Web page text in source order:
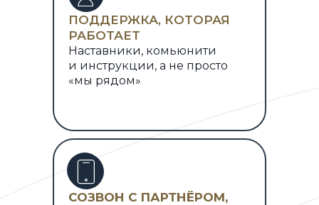
СОЗВОН С ПАРТНЁРОМ,
ПОДДЕРЖКА, КОТОРАЯ
РАБОТАЕТ
Наставники, комьюнити
и инструкции, а не просто
«мы рядом»